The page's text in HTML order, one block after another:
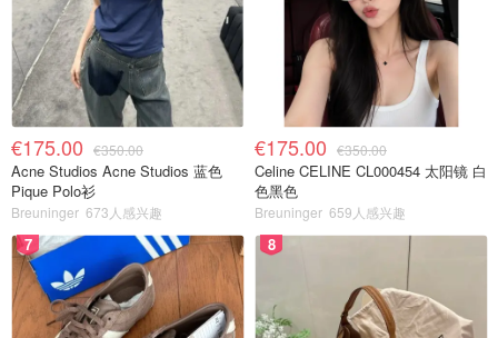
€175.00 €350.00
Acne Studios Acne Studios 蓝色
Pique Polo衫
Breuninger 673人感兴趣
€175.00 €350.00
Celine CELINE CL000454 太阳镜 白
色黑色
Breuninger 659人感兴趣
7 8